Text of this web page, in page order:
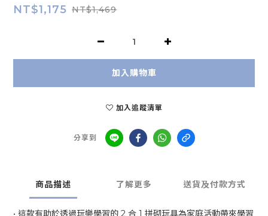
NT$1,175 NT$1,469
加入購物車
加入追蹤清單
分享到
商品描述 了解更多 送貨及付款方式
• 這款有助於透過玩樂學習的 2 合 1 拼砌玩具為家庭活動帶來學習